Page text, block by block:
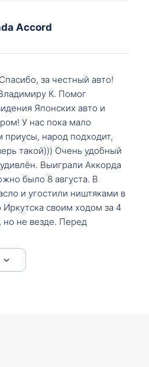
Accord
за честный авто!
К. Помог
Японских авто и
У нас пока мало
приусы, народ подходит,
такой))) Очень удобный
Выиграли Аккорда
было 8 августа. В
и угостили ништяками в
своим ходом за 4
но не везде. Перед